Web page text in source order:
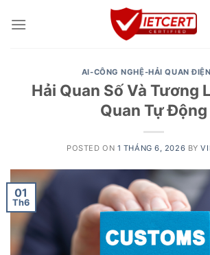
AI-CÔNG NGHỆ-HẢI QUAN
Hải Quan Số Và Tương
Quan Tự Động
POSTED ON 1 THÁNG 6, 2026 BY
01
Th6